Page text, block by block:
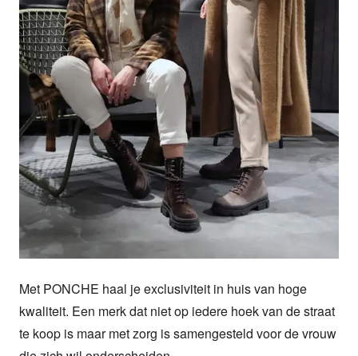
Met PONCHE haal je exclusiviteit in huis van hoge
kwaliteit. Een merk dat niet op iedere hoek van de straat
te koop is maar met zorg is samengesteld voor de vrouw